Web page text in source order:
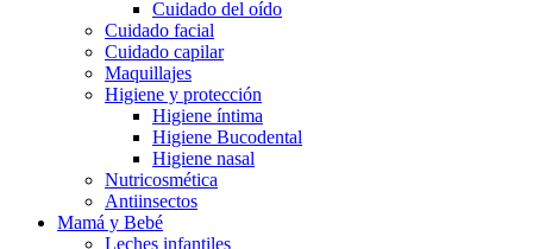
Cuidado del oído
Cuidado facial
Cuidado capilar
Maquillajes
Higiene y protección
Higiene íntima
Higiene Bucodental
Higiene nasal
Nutricosmética
Antiinsectos
Mamá y Bebé
Leches infantiles